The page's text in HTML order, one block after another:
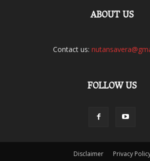
ABOUT US
Contact us:
FOLLOW US
Disclaimer Privacy